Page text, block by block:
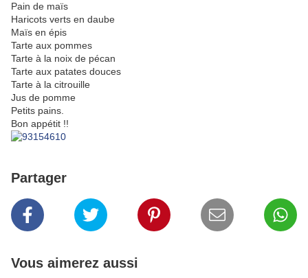
Pain de maïs
Haricots verts en daube
Maïs en épis
Tarte aux pommes
Tarte à la noix de pécan
Tarte aux patates douces
Tarte à la citrouille
Jus de pomme
Petits pains.
Bon appétit !!
Partager
Vous aimerez aussi